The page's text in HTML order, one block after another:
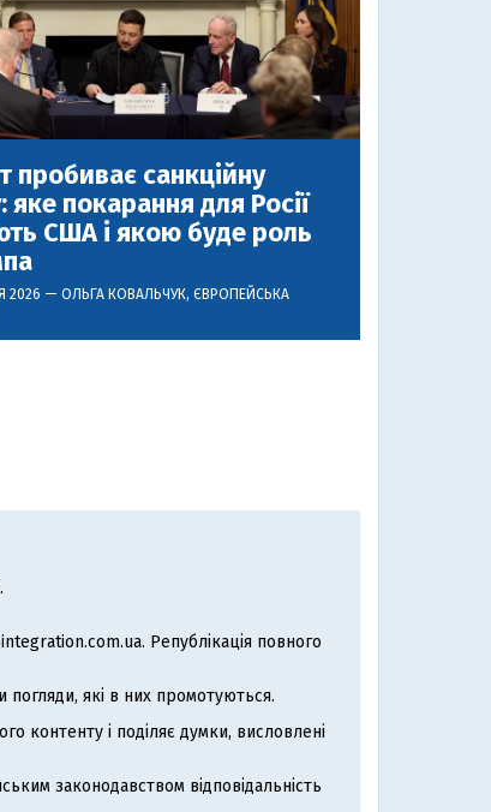
пробиває санкційну
яке покарання для Росії
США і якою буде роль
2026 — ОЛЬГА КОВАЛЬЧУК, ЄВРОПЕЙСЬКА
.
Републікація повного
які в них промотуються.
контенту і поділяє думки, висловлені
законодавством відповідальність